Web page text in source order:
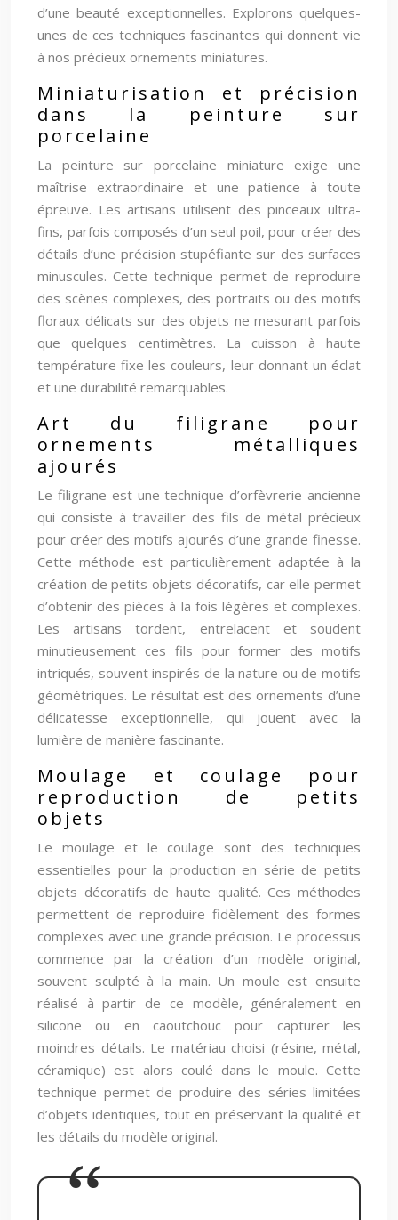
d’une beauté exceptionnelles. Explorons quelques-
unes de ces techniques fascinantes qui donnent vie
à nos précieux ornements miniatures.
Miniaturisation et précision
dans la peinture sur
porcelaine
La peinture sur porcelaine miniature exige une
maîtrise extraordinaire et une patience à toute
épreuve. Les artisans utilisent des pinceaux ultra-
fins, parfois composés d’un seul poil, pour créer des
détails d’une précision stupéfiante sur des surfaces
minuscules. Cette technique permet de reproduire
des scènes complexes, des portraits ou des motifs
floraux délicats sur des objets ne mesurant parfois
que quelques centimètres. La cuisson à haute
température fixe les couleurs, leur donnant un éclat
et une durabilité remarquables.
Art du filigrane pour
ornements métalliques
ajourés
Le filigrane est une technique d’orfèvrerie ancienne
qui consiste à travailler des fils de métal précieux
pour créer des motifs ajourés d’une grande finesse.
Cette méthode est particulièrement adaptée à la
création de petits objets décoratifs, car elle permet
d’obtenir des pièces à la fois légères et complexes.
Les artisans tordent, entrelacent et soudent
minutieusement ces fils pour former des motifs
intriqués, souvent inspirés de la nature ou de motifs
géométriques. Le résultat est des ornements d’une
délicatesse exceptionnelle, qui jouent avec la
lumière de manière fascinante.
Moulage et coulage pour
reproduction de petits
objets
Le moulage et le coulage sont des techniques
essentielles pour la production en série de petits
objets décoratifs de haute qualité. Ces méthodes
permettent de reproduire fidèlement des formes
complexes avec une grande précision. Le processus
commence par la création d’un modèle original,
souvent sculpté à la main. Un moule est ensuite
réalisé à partir de ce modèle, généralement en
silicone ou en caoutchouc pour capturer les
moindres détails. Le matériau choisi (résine, métal,
céramique) est alors coulé dans le moule. Cette
technique permet de produire des séries limitées
d’objets identiques, tout en préservant la qualité et
les détails du modèle original.